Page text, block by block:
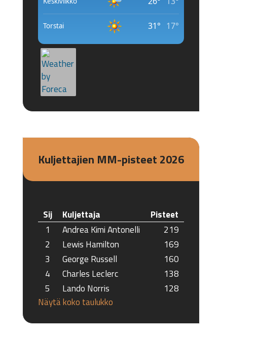
Kuljettajien MM-pisteet 2026
Sij Kuljettaja
Pisteet
1
Andrea Kimi Antonelli
219
2
Lewis Hamilton
169
3
George Russell
160
4
Charles Leclerc
138
5
Lando Norris
128
Näytä koko taulukko